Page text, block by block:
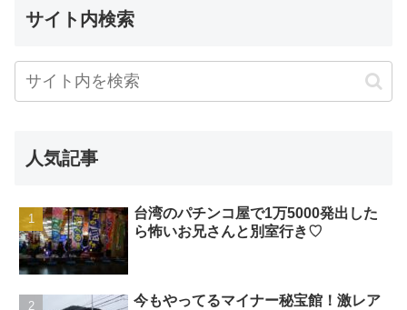
サイト内検索
人気記事
台湾のパチンコ屋で1万5000発出した
ら怖いお兄さんと別室行き♡
今もやってるマイナー秘宝館！激レア